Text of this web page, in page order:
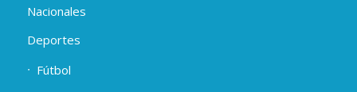
Nacionales
Deportes
Fútbol